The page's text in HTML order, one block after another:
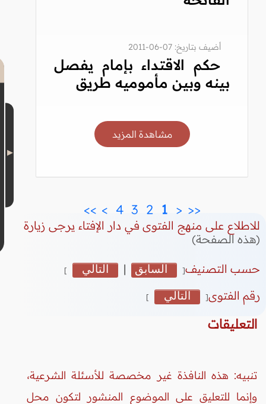
أضيف بتاريخ: 07-06-2011
حكم الاقتداء بإمام يفصل
بينه وبين مأموميه طريق
مشاهدة المزيد
<<
<
1
2
>
>>
للاطلاع على منهج الفتوى في دار الإفتاء يرجى زيارة
(هذه الصفحة)
حسب التصنيف[ السابق | التالي ]
رقم الفتوى[ التالي ]
التعليقات
تنبيه: هذه النافذة غير مخصصة للأسئلة الشرعية،
وإنما للتعليق على الموضوع المنشور لتكون محل